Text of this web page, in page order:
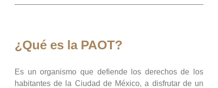
¿Qué es la PAOT?
Es un organismo que defiende los derechos de los
habitantes de la Ciudad de México, a disfrutar de un